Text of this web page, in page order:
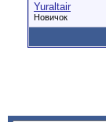
Yuraltair
Новичок